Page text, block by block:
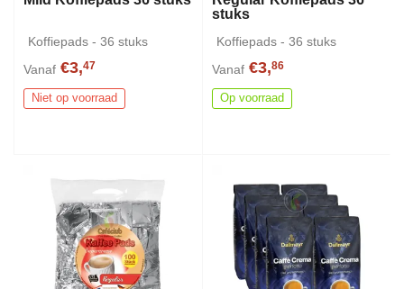
Koffiepads - 36 stuks
Vanaf €3,47
Niet op voorraad
stuks
Koffiepads - 36 stuks
Vanaf €3,86
Op voorraad